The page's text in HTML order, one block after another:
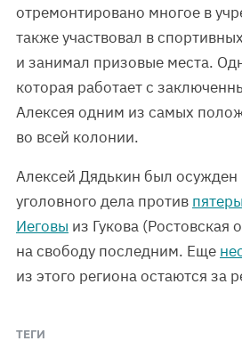
отремонтировано многое в
также участвовал в
и занимал призовые места.
которая работает с
Алексея одним из самых
во всей колонии.
Алексей Дядькин был осужден
уголовного дела против
Иеговы из Гукова
на свободу последним. Еще
из этого региона остаются за
ТЕГИ